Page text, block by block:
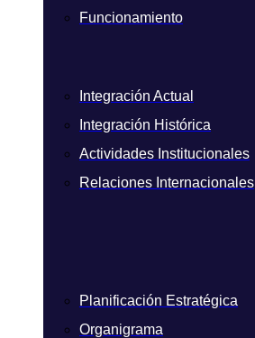
Funcionamiento
Integración Actual
Integración Histórica
Actividades Institucionales
Relaciones Internacionales
Planificación Estratégica
Organigrama